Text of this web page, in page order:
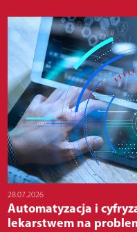
28.07.2026
Automatyzacja i
lekarstwem na